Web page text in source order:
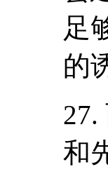
足
的
27.
和